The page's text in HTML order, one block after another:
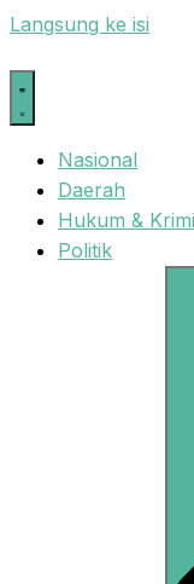
Langsung ke isi
Nasional
Daerah
Hukum &
Politik